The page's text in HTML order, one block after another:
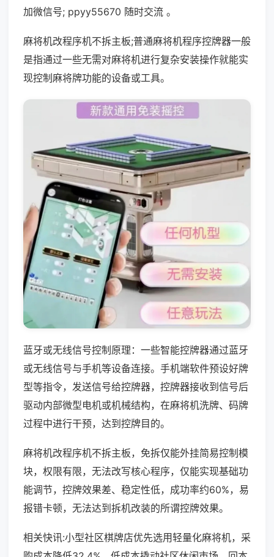
加微信号; ppyy55670 随时交流 。
麻将机改程序机不拆主板;普通麻将机程序控牌器一般
是指通过一些无需对麻将机进行复杂安装操作就能实
现控制麻将牌功能的设备或工具。
蓝牙或无线信号控制原理：一些智能控牌器通过蓝牙
或无线信号与手机等设备连接。手机端软件预设好牌
型等指令，发送信号给控牌器，控牌器接收到信号后
驱动内部微型电机或机械结构，在麻将机洗牌、码牌
过程中进行干预，达到控牌目的。
麻将机改程序机不拆主板，免拆仅能外挂简易控制模
块，权限有限，无法改写核心程序，仅能实现基础功
能调节，控牌效果差、稳定性低，成功率约60%，易
报错卡顿，无法达到拆机改装的所谓控牌效果。
相关快讯:小型社区棋牌店优先选用轻量化麻将机，采